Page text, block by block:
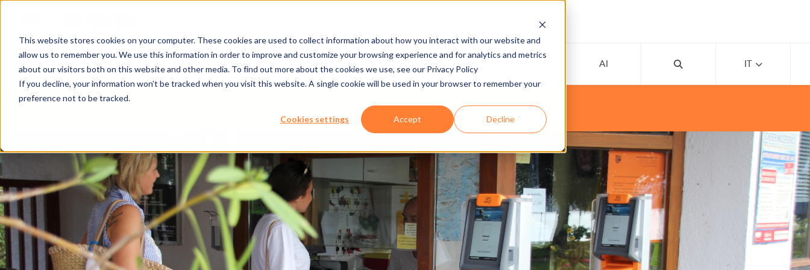
This website stores cookies on your computer. These cookies are used to collect information about how you interact with our website and
allow us to remember you. We use this information in order to improve and customize your browsing experience and for analytics and metrics
about our visitors both on this website and other media. To find out more about the cookies we use, see our Privacy Policy
If you decline, your information won’t be tracked when you visit this website. A single cookie will be used in your browser to remember your
preference not to be tracked.
Cookies settings Accept Decline
NOTIZIE SETTORI DI ATTIVITÀ AZIENDE PREMERE/DOWNLOAD CARRIÈRES AI IT
AXESS RESORT RENTAL